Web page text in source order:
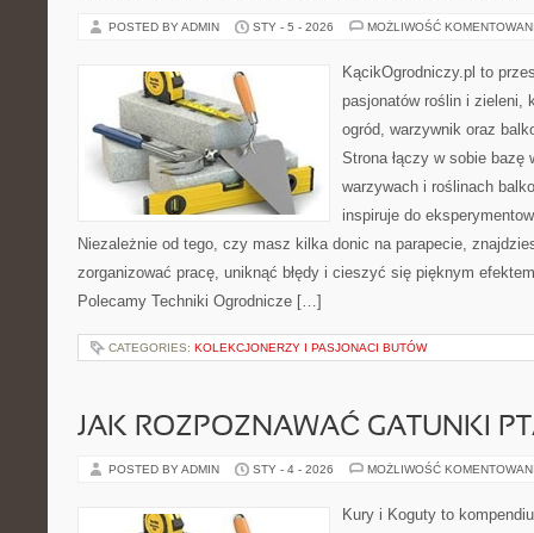
POSTED BY ADMIN STY - 5 - 2026 MOŻLIWOŚĆ
KącikOgrodniczy.pl to
pasjonatów roślin i zieleni,
ogród, warzywnik oraz
Strona łączy w sobie bazę
warzywach i roślinach
inspiruje do
Niezależnie od tego, czy masz kilka donic na parapecie,
zorganizować pracę, uniknąć błędy i cieszyć się pięknym
Polecamy Techniki Ogrodnicze […]
CATEGORIES: KOLEKCJONERZY I PASJONACI BUTÓW
JAK ROZPOZNAWAĆ GATUNKI
POSTED BY ADMIN STY - 4 - 2026 MOŻLIWOŚĆ
Kury i Koguty to